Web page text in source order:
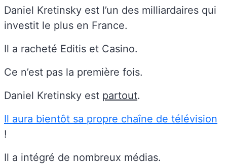
Daniel Kretinsky est l’un des milliardaires qui
investit le plus en France.
Il a racheté Editis et Casino.
Ce n’est pas la première fois.
Daniel Kretinsky est partout.
Il aura bientôt sa propre chaîne de télévision
!
Il a intégré de nombreux médias.